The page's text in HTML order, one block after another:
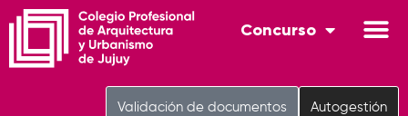
Autogestión
Validación de documentos
Concurso